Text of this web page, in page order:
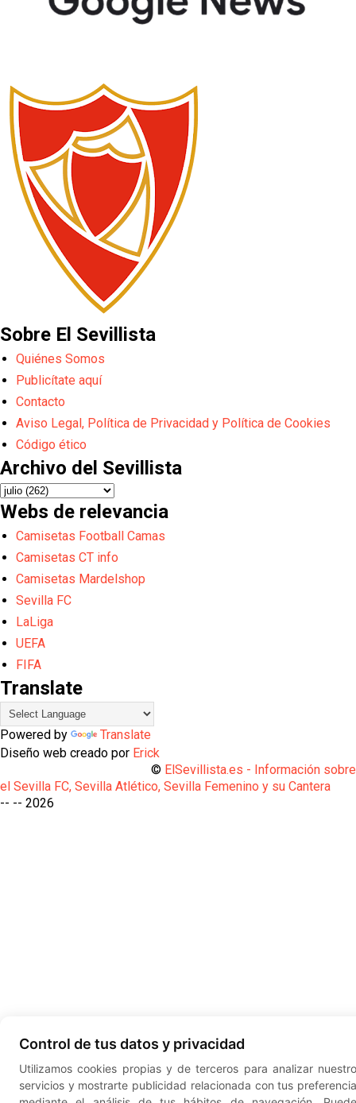
Sobre El Sevillista
Quiénes Somos
Publicítate aquí
Contacto
Aviso Legal, Política de Privacidad y Política de Cookies
Código ético
Archivo del Sevillista
Webs de relevancia
Camisetas Football Camas
Camisetas CT info
Camisetas Mardelshop
Sevilla FC
LaLiga
UEFA
FIFA
Translate
Powered by
Translate
Diseño web creado por Erick
© ElSevillista.es - Información sobre
el Sevilla FC, Sevilla Atlético, Sevilla Femenino y su Cantera
-- --
Control de tus datos y privacidad
Utilizamos cookies propias y de terceros para analizar
servicios y mostrarte publicidad relacionada con tus
2026